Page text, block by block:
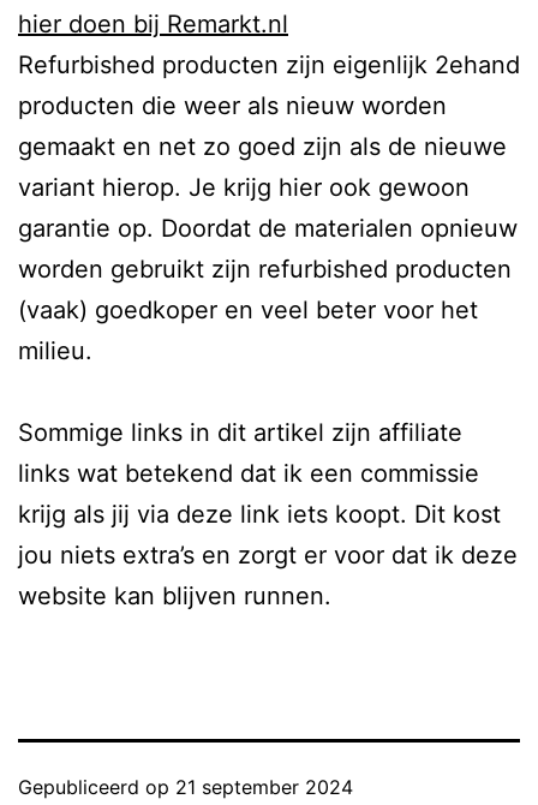
hier doen bij Remarkt.nl
Refurbished producten zijn eigenlijk 2ehand
producten die weer als nieuw worden
gemaakt en net zo goed zijn als de nieuwe
variant hierop. Je krijg hier ook gewoon
garantie op. Doordat de materialen opnieuw
worden gebruikt zijn refurbished producten
(vaak) goedkoper en veel beter voor het
milieu.
Sommige links in dit artikel zijn affiliate
links wat betekend dat ik een commissie
krijg als jij via deze link iets koopt. Dit kost
jou niets extra’s en zorgt er voor dat ik deze
website kan blijven runnen.
Gepubliceerd op 21 september 2024